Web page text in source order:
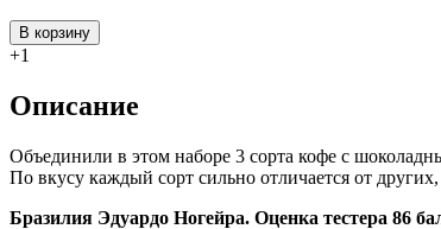
В корзину
+1
Описание
Объединили в этом наборе 3 сорта кофе с
По вкусу каждый сорт сильно отличается от
Бразилия Эдуардо Ногейра. Оценка тестера 86